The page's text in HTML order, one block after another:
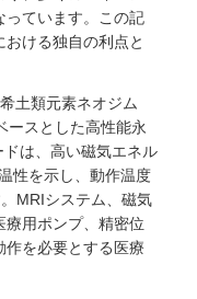
っています。この記
ける独自の利点と
土類元素ネオジム
ースとした高性能永
は、高い磁気エネル
性を示し、動作温度
MRIシステム、磁気
療用ポンプ、精密位
作を必要とする医療